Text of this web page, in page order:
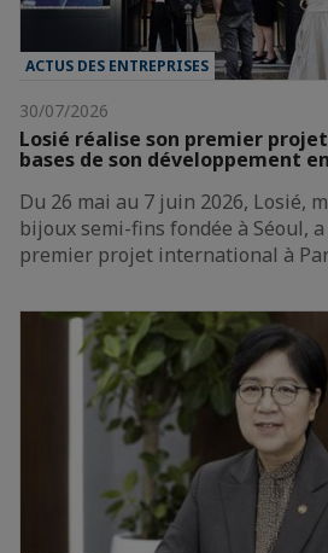
ACTUS DES ENTREPRISES
30/07/2026
Losié réalise son premier
bases de son développement
Du 26 mai au 7 juin 2026, Losié,
bijoux semi-fins fondée à Séoul,
premier projet international à